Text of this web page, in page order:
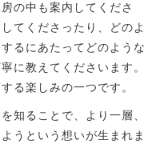
の中も案内してくださ
てくださったり、どのよ
るにあたってどのような
に教えてくださいます。
る楽しみの一つです。
知ることで、より一層、
うという想いが生まれま